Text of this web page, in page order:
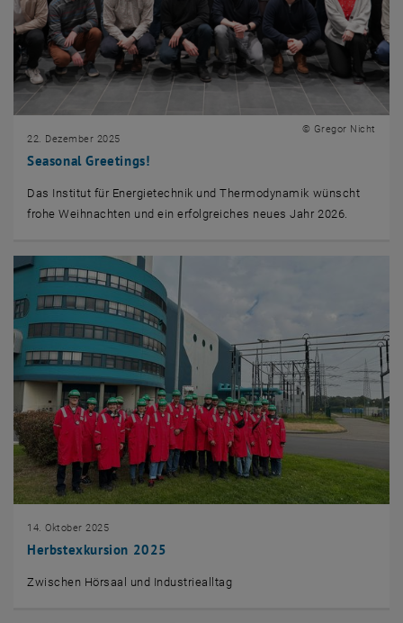
Seasonal Greetings!
22. Dezember 2025
© Gregor Nicht
Das Institut für Energietechnik und Thermodynamik wünscht
frohe Weihnachten und ein erfolgreiches neues Jahr 2026.
Herbstexkursion 2025
14. Oktober 2025
Zwischen Hörsaal und Industriealltag